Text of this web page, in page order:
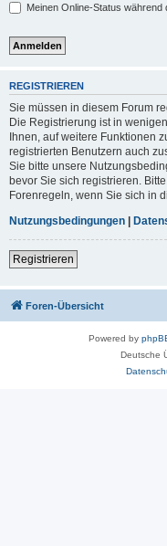
Meinen Online-Status
REGISTRIEREN
Sie müssen in diesem Forum
Die Registrierung ist in
Ihnen, auf weitere Funktionen
registrierten Benutzern auch
Sie bitte unsere
bevor Sie sich registrieren.
Forenregeln, wenn Sie sich in
Nutzungsbedingungen |
Registrieren
Foren-Übersicht
Powered by
Deutsche